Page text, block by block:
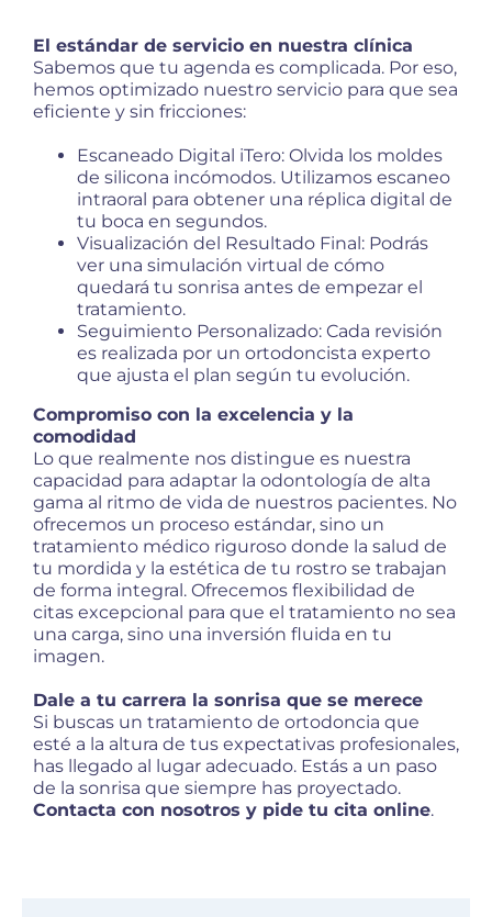
El estándar de servicio en nuestra clínica
Sabemos que tu agenda es complicada. Por eso,
hemos optimizado nuestro servicio para que sea
eficiente y sin fricciones:
Escaneado Digital iTero: Olvida los moldes
de silicona incómodos. Utilizamos escaneo
intraoral para obtener una réplica digital de
tu boca en segundos.
Visualización del Resultado Final: Podrás
ver una simulación virtual de cómo
quedará tu sonrisa antes de empezar el
tratamiento.
Seguimiento Personalizado: Cada revisión
es realizada por un ortodoncista experto
que ajusta el plan según tu evolución.
Compromiso con la excelencia y la
comodidad
Lo que realmente nos distingue es nuestra
capacidad para adaptar la odontología de alta
gama al ritmo de vida de nuestros pacientes. No
ofrecemos un proceso estándar, sino un
tratamiento médico riguroso donde la salud de
tu mordida y la estética de tu rostro se trabajan
de forma integral. Ofrecemos flexibilidad de
citas excepcional para que el tratamiento no sea
una carga, sino una inversión fluida en tu
imagen.
Dale a tu carrera la sonrisa que se merece
Si buscas un tratamiento de ortodoncia que
esté a la altura de tus expectativas profesionales,
has llegado al lugar adecuado. Estás a un paso
de la sonrisa que siempre has proyectado.
Contacta con nosotros y pide tu cita online.